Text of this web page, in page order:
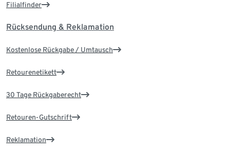
Filialfinder
Rücksendung & Reklamation
Kostenlose Rückgabe / Umtausch
Retourenetikett
30 Tage Rückgaberecht
Retouren-Gutschrift
Reklamation